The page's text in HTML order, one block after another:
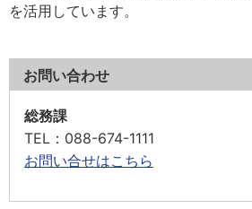
を活用しています。
お問い合わせ
総務課
TEL ：088-674-1111
お問い合せはこちら